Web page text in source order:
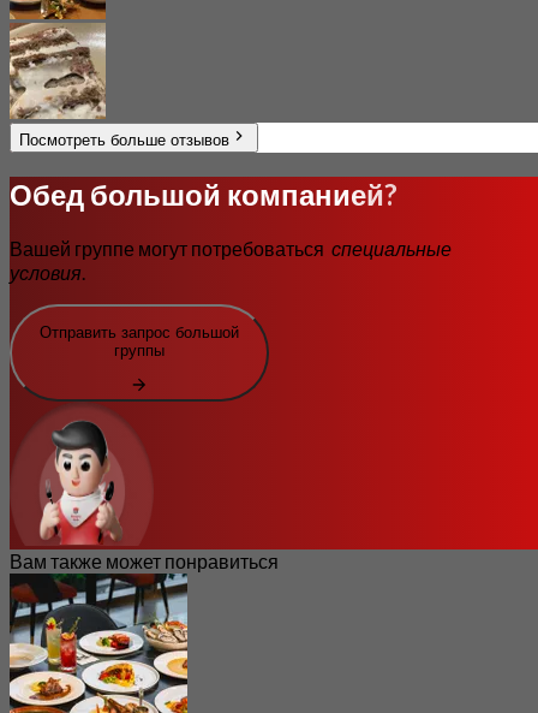
Посмотреть больше отзывов
Обед большой компанией?
Вашей группе могут потребоваться специальные
условия
Отправить запрос большой
группы
Вам также может понравиться